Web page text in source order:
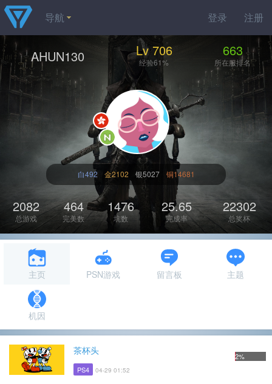
登录 注册
导航
AHUN130 Lv 706
经验61%
663
所在服排名
白492 金2102 银5027 铜14681
2082
总游戏
464
完美数
1476
坑数
25.65
完成率
22302
总奖杯
主页 PSN游戏 留言板 主题
机因
茶杯头
PS4 04-29 01:52
2%